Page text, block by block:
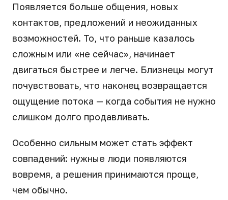
Появляется больше общения, новых
контактов, предложений и неожиданных
возможностей. То, что раньше казалось
сложным или «не сейчас», начинает
двигаться быстрее и легче. Близнецы могут
почувствовать, что наконец возвращается
ощущение потока — когда события не нужно
слишком долго продавливать.
Особенно сильным может стать эффект
совпадений: нужные люди появляются
вовремя, а решения принимаются проще,
чем обычно.